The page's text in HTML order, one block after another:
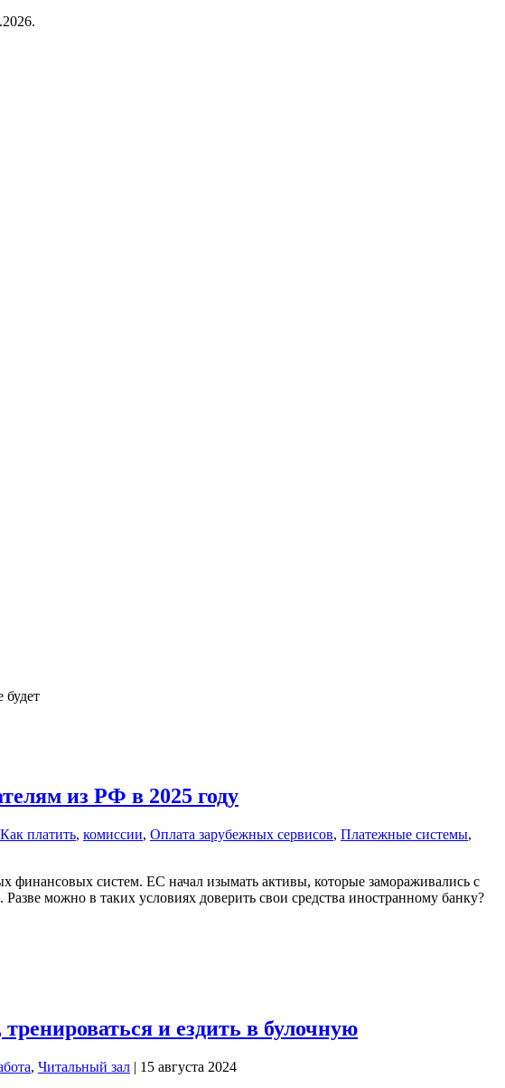
будет
из РФ в 2025 году
Как платить, комиссии, Оплата зарубежных сервисов, Платежные системы,
финансовых систем. ЕС начал изымать активы, которые замораживались с
можно в таких условиях доверить свои средства иностранному банку?
и ездить в булочную
, Читальный зал | 15 августа 2024